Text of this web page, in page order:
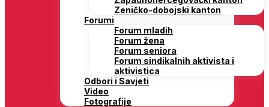
Zeničko-dobojski kanton
Forumi
Forum mladih
Forum žena
Forum seniora
Forum sindikalnih aktivista i
aktivistica
Odbori i Savjeti
Video
Fotografije